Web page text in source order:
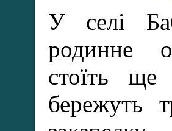
У селі
родинне
стоїть
бережуть